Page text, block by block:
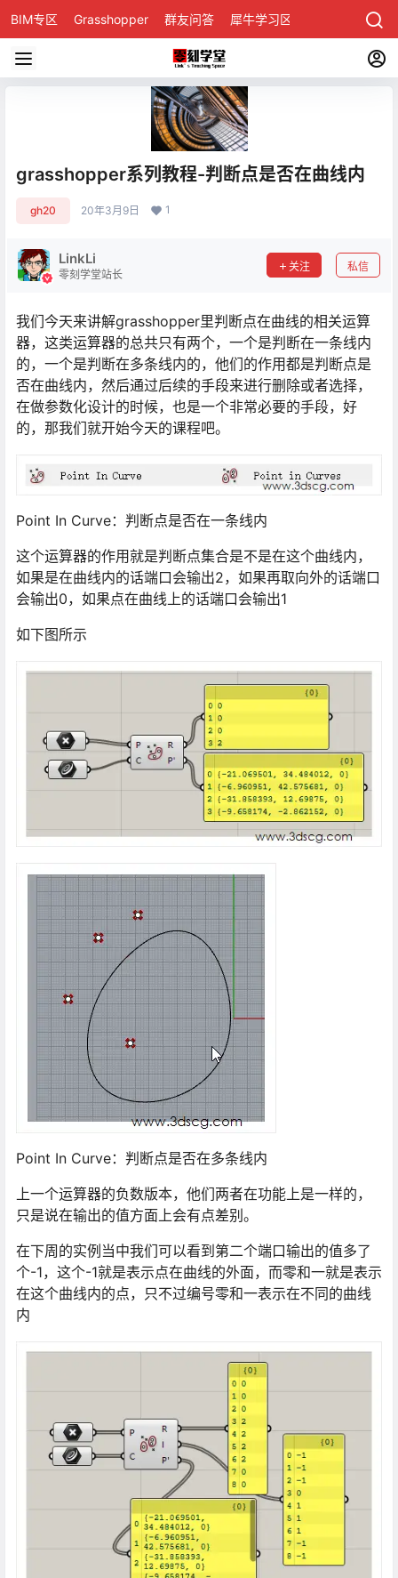
BIM专区 Grasshopper 群友问答 犀牛学习区
grasshopper系列教程-判断点是否在曲线内
gh20 20年3月9日 1
LinkLi
零刻学堂站长
关注 私信
我们今天来讲解grasshopper里判断点在曲线的相关运算
器，这类运算器的总共只有两个，一个是判断在一条线内
的，一个是判断在多条线内的，他们的作用都是判断点是
否在曲线内，然后通过后续的手段来进行删除或者选择，
在做参数化设计的时候，也是一个非常必要的手段，好
的，那我们就开始今天的课程吧。
Point In Curve：判断点是否在一条线内
这个运算器的作用就是判断点集合是不是在这个曲线内，
如果是在曲线内的话端口会输出2，如果再取向外的话端口
会输出0，如果点在曲线上的话端口会输出1
如下图所示
Point In Curve：判断点是否在多条线内
上一个运算器的负数版本，他们两者在功能上是一样的，
只是说在输出的值方面上会有点差别。
在下周的实例当中我们可以看到第二个端口输出的值多了
个-1，这个-1就是表示点在曲线的外面，而零和一就是表示
在这个曲线内的点，只不过编号零和一表示在不同的曲线
内